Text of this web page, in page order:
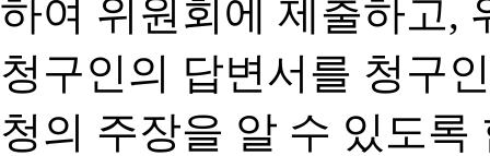
하여 위원회에 제출하고,
청구인의 답변서를 청구
청의 주장을 알 수 있도록